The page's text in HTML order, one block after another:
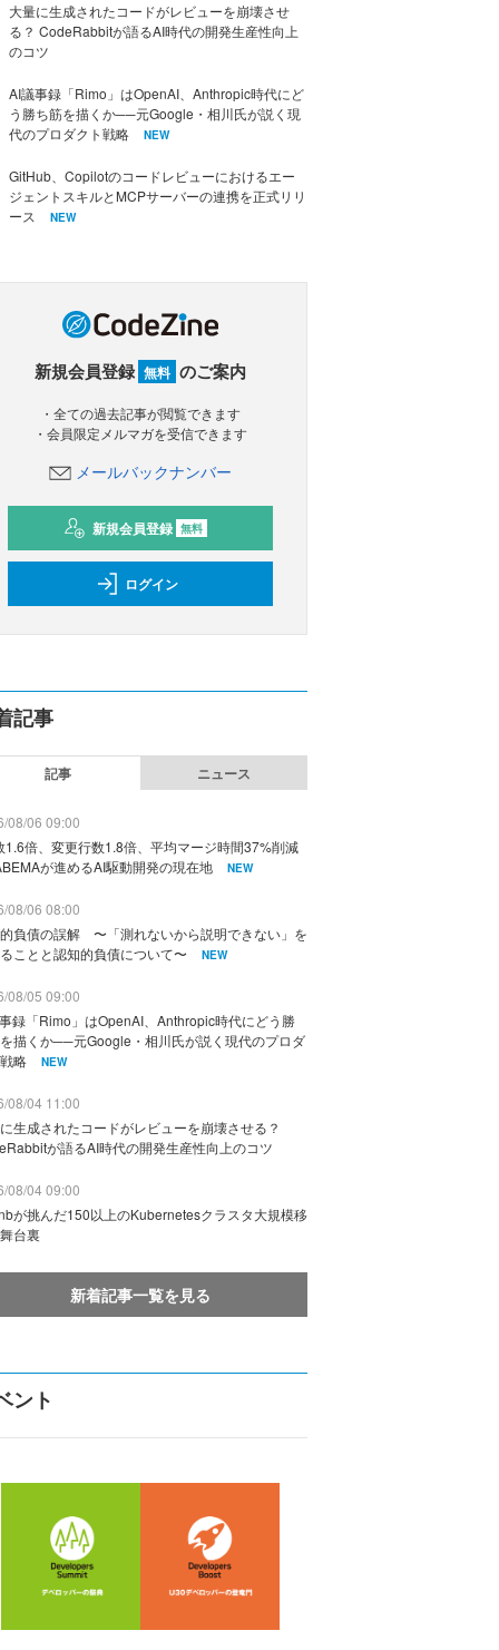
大量に生成されたコードがレビューを崩壊させ
る？ CodeRabbitが語るAI時代の開発生産性向上
のコツ
AI議事録「Rimo」はOpenAI、Anthropic時代にど
う勝ち筋を描くか──元Google・相川氏が説く現
代のプロダクト戦略
NEW
GitHub、Copilotのコードレビューにおけるエー
ジェントスキルとMCPサーバーの連携を正式リリ
ース
NEW
新規会員登録 無料 のご案内
・全ての過去記事が閲覧できます
・会員限定メルマガを受信できます
メールバックナンバー
新規会員登録 無料
ログイン
記事
記事 ニュース
08/06 09:00
1.6倍、変更行数1.8倍、平均マージ時間37%削減
が進めるAI駆動開発の現在地
NEW
08/06 08:00
負債の誤解 〜「測れないから説明できない」を
ことと認知的負債について〜
NEW
08/05 09:00
録「Rimo」はOpenAI、Anthropic時代にどう勝
描くか──元Google・相川氏が説く現代のプロダ
略
NEW
08/04 11:00
生成されたコードがレビューを崩壊させる？
が語るAI時代の開発生産性向上のコツ
08/04 09:00
が挑んだ150以上のKubernetesクラスタ大規模移
台裏
新着記事一覧を見る
ント